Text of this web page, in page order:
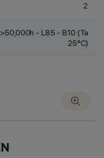
2
>50,000h - L85 - B10 (Ta
25°C)